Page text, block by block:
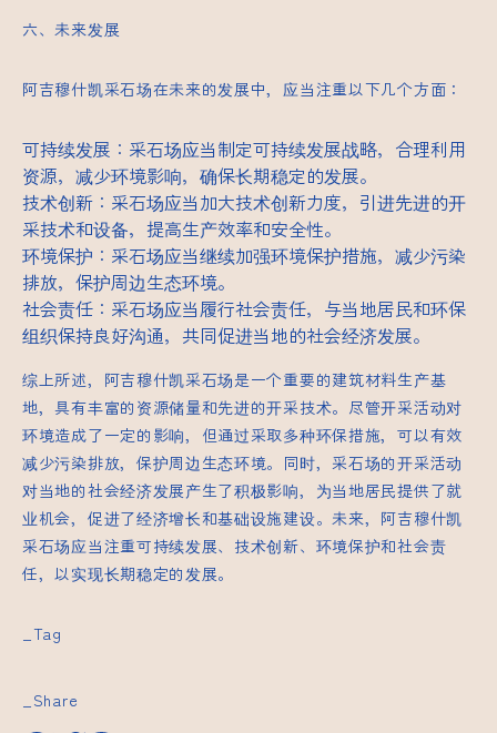
六、未来发展
阿吉穆什凯采石场在未来的发展中，应当注重以下几个方面：
可持续发展：采石场应当制定可持续发展战略，合理利用
资源，减少环境影响，确保长期稳定的发展。
技术创新：采石场应当加大技术创新力度，引进先进的开
采技术和设备，提高生产效率和安全性。
环境保护：采石场应当继续加强环境保护措施，减少污染
排放，保护周边生态环境。
社会责任：采石场应当履行社会责任，与当地居民和环保
组织保持良好沟通，共同促进当地的社会经济发展。
综上所述，阿吉穆什凯采石场是一个重要的建筑材料生产基
地，具有丰富的资源储量和先进的开采技术。尽管开采活动对
环境造成了一定的影响，但通过采取多种环保措施，可以有效
减少污染排放，保护周边生态环境。同时，采石场的开采活动
对当地的社会经济发展产生了积极影响，为当地居民提供了就
业机会，促进了经济增长和基础设施建设。未来，阿吉穆什凯
采石场应当注重可持续发展、技术创新、环境保护和社会责
任，以实现长期稳定的发展。
_Tag
_Share